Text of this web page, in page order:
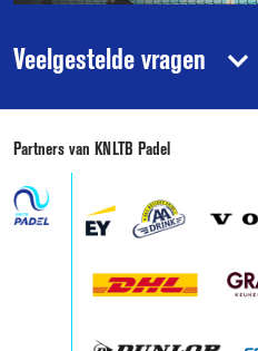
Veelgestelde vragen
Partners van KNLTB Padel